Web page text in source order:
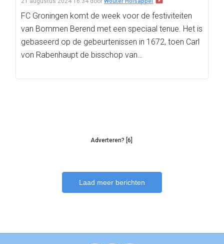
FC Groningen komt de week voor de festiviteiten
van Bommen Berend met een speciaal tenue. Het is
gebaseerd op de gebeurtenissen in 1672, toen Carl
von Rabenhaupt de bisschop van…
Adverteren? [6]
Laad meer berichten